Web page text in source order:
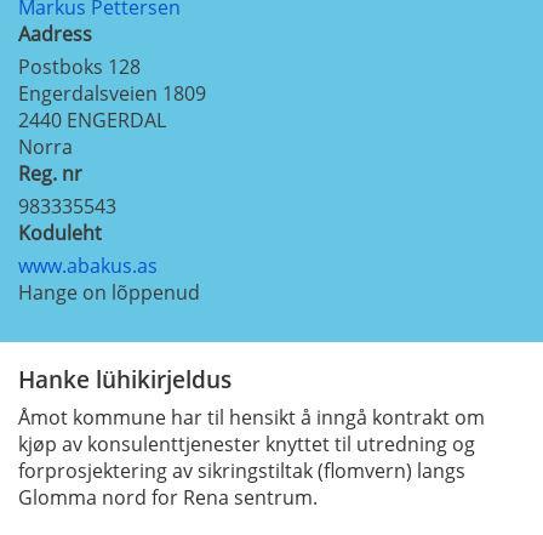
Markus Pettersen
Aadress
Postboks 128
Engerdalsveien 1809
2440 ENGERDAL
Norra
Reg. nr
983335543
Koduleht
www.abakus.as
Hange on lõppenud
Hanke lühikirjeldus
Åmot kommune har til hensikt å inngå kontrakt om
kjøp av konsulenttjenester knyttet til utredning og
forprosjektering av sikringstiltak (flomvern) langs
Glomma nord for Rena sentrum.